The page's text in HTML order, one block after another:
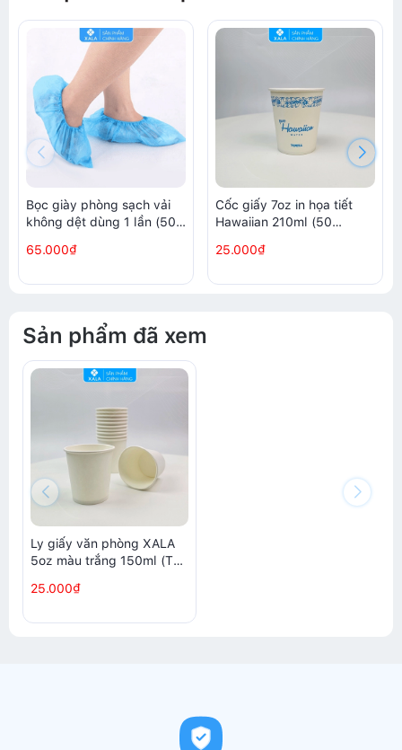
Bọc giày phòng sạch vải
không dệt dùng 1 lần (50
65.000₫
Cốc giấy 7oz in họa tiết
Hawaiian 210ml (50
25.000₫
Sản phẩm đã xem
Ly giấy văn phòng XALA
5oz màu trắng 150ml (Túi
25.000₫